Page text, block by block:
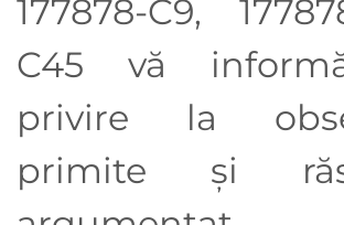
177878-C9,
C45 vă
privire la
primite şi